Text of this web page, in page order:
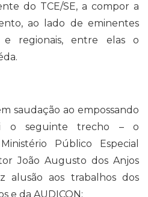
do TCE/SE, a compor a
ao lado de eminentes
e regionais, entre elas o
saudação ao empossando
o seguinte trecho – o
Público Especial
João Augusto dos Anjos
alusão aos trabalhos dos
e da AUDICON: